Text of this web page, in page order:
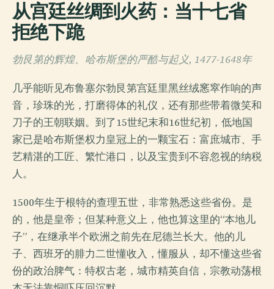
从宫廷丝绸到火药：当十七省
拒绝下跪
勃艮第的辉煌、哈布斯堡的严酷与起义, 1477-1648年
几乎能听见布鲁塞尔勃艮第宫廷里黑丝绒窸窣作响的声
音，珍珠的光，打磨得体的礼仪，还有那些带着微笑和
刀子的王朝联姻。到了15世纪末和16世纪初，低地国
家已是哈布斯堡权力皇冠上的一颗宝石：富庶城市、手
艺精湛的工匠、繁忙港口，以及宝贵到不容忽视的纳税
人。
1500年生于根特的查理五世，非常熟悉这些省份。是
的，他是皇帝；但某种意义上，他也算这里的“本地儿
子”，在继承半个欧洲之前先在尼德兰长大。他的儿
子、西班牙的腓力二世懂收入，懂服从，却不懂这些省
份的政治脾气：特权古老，城市精英自信，宗教动荡根